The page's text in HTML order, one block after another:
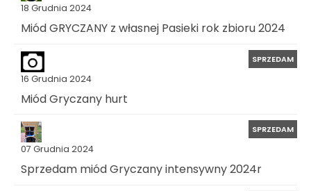
18 Grudnia 2024
Miód GRYCZANY z własnej Pasieki rok zbioru 2024
16 Grudnia 2024
SPRZEDAM
Miód Gryczany hurt
07 Grudnia 2024
SPRZEDAM
Sprzedam miód Gryczany intensywny 2024r